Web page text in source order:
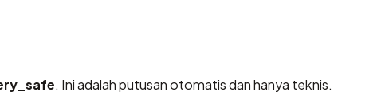
. Ini adalah putusan otomatis dan hanya teknis.